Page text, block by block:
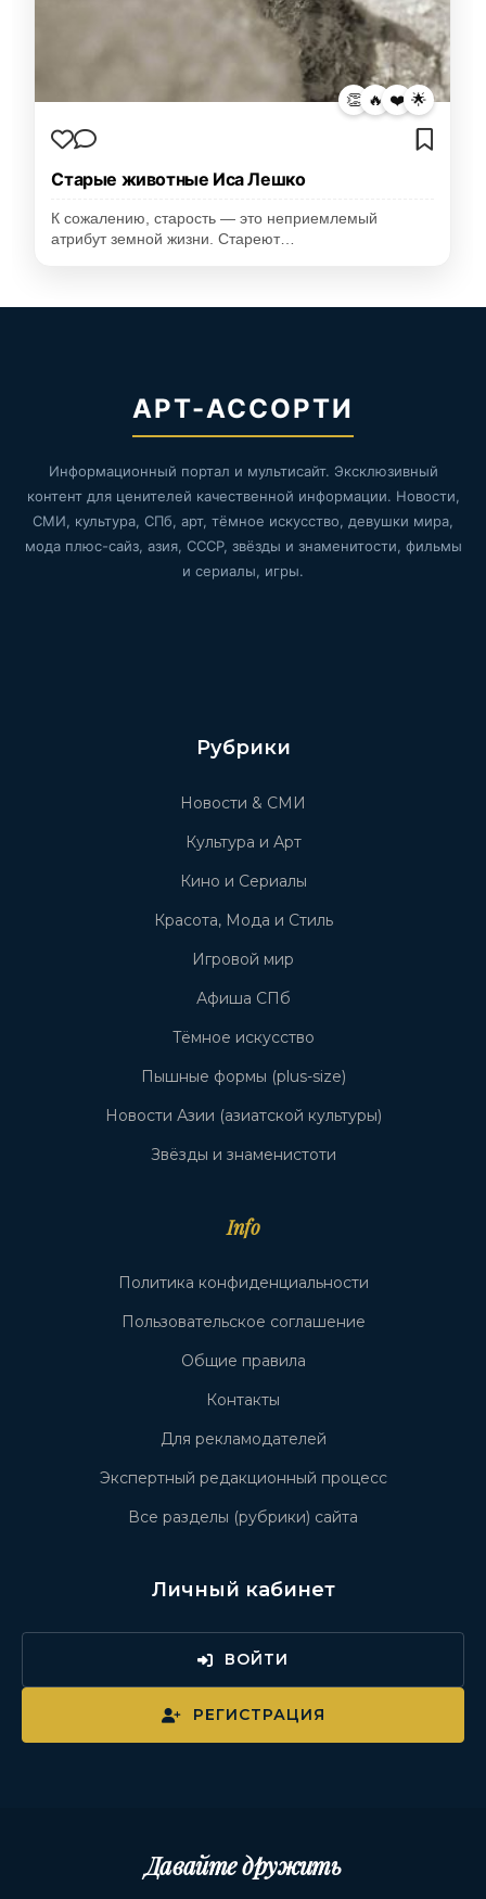
👏 🔥 ❤️ 🌟
Старые животные Иса Лешко
К сожалению, старость — это неприемлемый
атрибут земной жизни. Стареют…
АРТ-АССОРТИ
Информационный портал и мультисайт. Эксклюзивный
контент для ценителей качественной информации. Новости,
СМИ, культура, СПб, арт, тёмное искусство, девушки мира,
мода плюс-сайз, азия, СССР, звёзды и знаменитости, фильмы
и сериалы, игры.
Рубрики
Новости & СМИ
Культура и Арт
Кино и Сериалы
Красота, Мода и Стиль
Игровой мир
Афиша СПб
Тёмное искусство
Пышные формы (plus-size)
Новости Азии (азиатской культуры)
Звёзды и знаменистоти
Info
Политика конфиденциальности
Пользовательское соглашение
Общие правила
Контакты
Для рекламодателей
Экспертный редакционный процесс
Все разделы (рубрики) сайта
Личный кабинет
ВОЙТИ
РЕГИСТРАЦИЯ
Давайте дружить